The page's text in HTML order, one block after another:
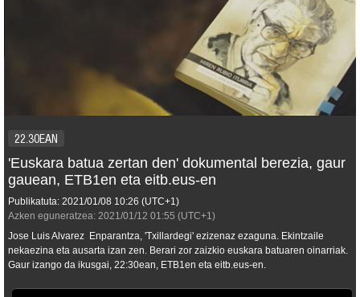
22.30EAN
'Euskara batua zertan den' dokumental berezia, gaur
gauean, ETB1en eta eitb.eus-en
Publikatuta: 2021/01/08 10:26 (UTC+1)
Azken eguneratzea: 2021/01/12 01:55 (UTC+1)
Jose Luis Alvarez Enparantza, 'Txillardegi' ezizenaz ezaguna. Ekintzaile
nekaezina eta ausarta izan zen. Berari zor zaizkio euskara batuaren oinarriak.
Gaur izango da ikusgai, 22:30ean, ETB1en eta eitb.eus-en.